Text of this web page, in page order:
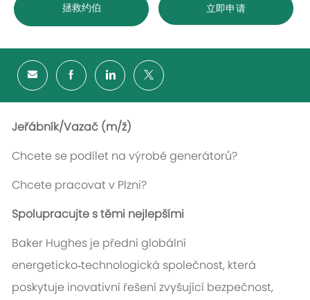
拯救约伯 立即申请
Jeřábník/Vazač (m/ž)
Chcete se podílet na výrobě generátorů?
Chcete pracovat v Plzni?
Spolupracujte s těmi nejlepšími
Baker Hughes je přední globální
energeticko‑technologická společnost, která
poskytuje inovativní řešení zvyšující bezpečnost,